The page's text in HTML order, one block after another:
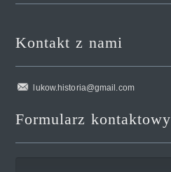
Kontakt z nami
lukow.historia@gmail.com
Formularz kontaktowy